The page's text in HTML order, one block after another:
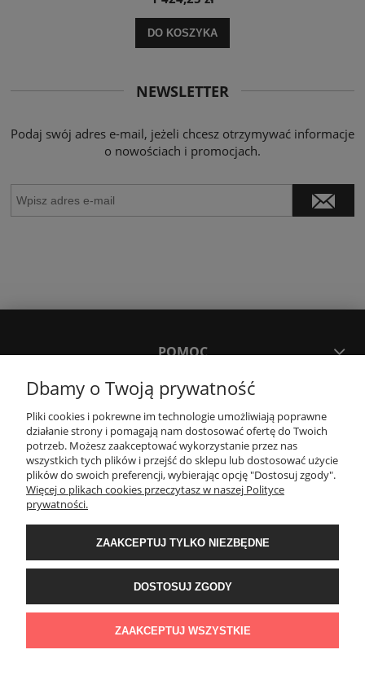
DO KOSZYKA
NEWSLETTER
Podaj swój adres e-mail, jeżeli chcesz otrzymywać informacje
o nowościach i promocjach.
POMOC
MOJE KONTO
PŁATNOŚCI I DOSTAWA
KONTAKT
Wyposażenie łazienek Łazienki.eco | Pawła 23, 41-708 Ruda Śląska | E-mail:
sklep@lazienki.eco | Tel.: 600 012 164 lub 600 012 159 | TGS Przemysław
Stoń | NIP: 6312213594 | REGON: 276403698
Dbamy o Twoją prywatność
Pliki cookies i pokrewne im technologie umożliwiają poprawne
działanie strony i pomagają nam dostosować ofertę do Twoich
potrzeb. Możesz zaakceptować wykorzystanie przez nas
wszystkich tych plików i przejść do sklepu lub dostosować użycie
plików do swoich preferencji, wybierając opcję "Dostosuj zgody".
Więcej o plikach cookies przeczytasz w naszej Polityce
prywatności.
ZAAKCEPTUJ TYLKO NIEZBĘDNE
DOSTOSUJ ZGODY
ZAAKCEPTUJ WSZYSTKIE